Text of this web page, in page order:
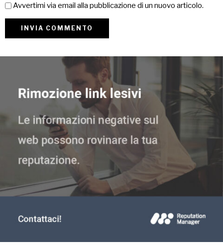
Avvertimi via email alla pubblicazione di un nuovo articolo.